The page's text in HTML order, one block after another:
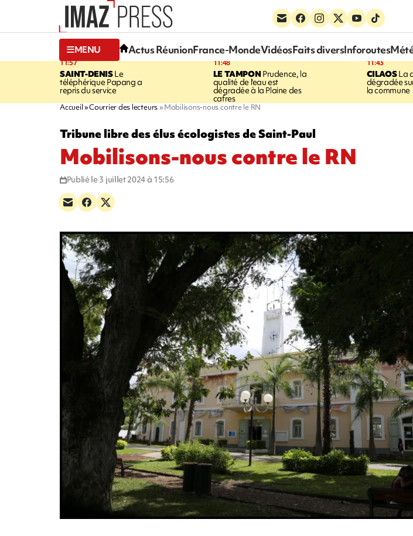
MENU Actus RéunionFrance-MondeVidéosFaits diversInforoutes
11:57
SAINT-DENISLe
téléphérique Papang a
repris du service
11:48
LE TAMPONPrudence, la
qualité de l'eau est
dégradée à la Plaine des
cafres
11:43
CILAOSLa
dégradée
la commune
Accueil Courrier des lecteurs Mobilisons-nous contre le RN
Tribune libre des élus écologistes de Saint-Paul
Mobilisons-nous contre le RN
Publié le 3 juillet 2024 à 15:56